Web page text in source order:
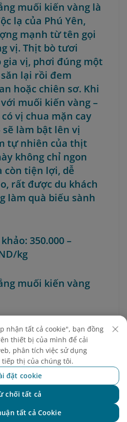
muối kiến vàng là
lạ của Phú Yên,
mạnh từ tên gọi
vị. Thịt bò tươi
vị, phơi đúng một
lại rồi đem
hoặc chiên sơ. Khi
muối kiến vàng –
vị chua mặn cay
sẽ làm bật lên vị
tự nhiên của thịt
không chỉ ngon
còn tiện lợi, dễ
rất được du khách
làm quà biếu sành
350.000 –
kg
muối kiến vàng
nhận tất cả cookie", bạn đồng
thiết bị của mình để cải
phân tích việc sử dụng
thị của chúng tôi.
đặt cookie
chối tất cả
tất cả Cookie